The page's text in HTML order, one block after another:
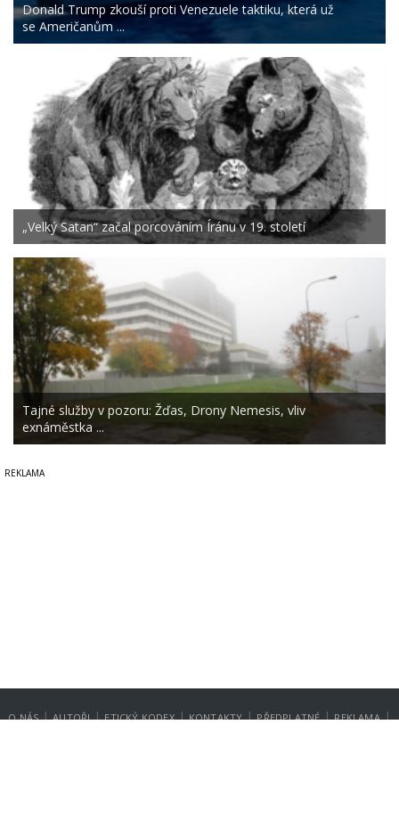
Donald Trump zkouší proti Venezuele taktiku, která už
se Američanům ...
„Velký Satan“ začal porcováním Íránu v 19. století
Tajné služby v pozoru: Žďas, Drony Nemesis, vliv
exnáměstka ...
O NÁS | AUTOŘI | ETICKÝ KODEX | KONTAKTY | PŘEDPLATNÉ | REKLAMA |